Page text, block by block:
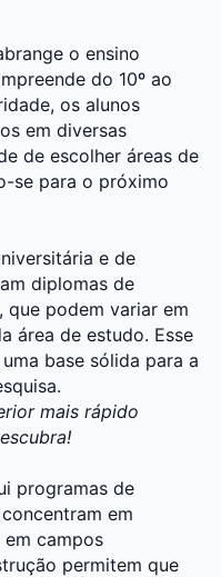
o ensino
do 10º ao
os alunos
em diversas
de escolher áreas de
se para o próximo
e de
diplomas de
que podem variar em
área de estudo. Esse
base sólida para a
mais rápido
programas de
em
campos
permitem que